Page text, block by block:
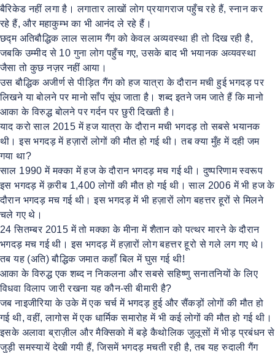
बैरिकेड नहीं लगा है। लगातार लाखों लोग प्रयागराज पहुँच रहे हैं, स्नान कर
रहे हैं, और महाकुम्भ का भी आनंद ले रहे हैं।
छद्म अतिबौद्धिक लाल सलाम गैंग को केवल अव्यवस्था ही तो दिख रही है,
जबकि उम्मीद से 10 गुना लोग पहुँच गए, उसके बाद भी भयानक अव्यवस्था
जैसा तो कुछ नज़र नहीं आया।
उस बौद्धिक अजीर्ण से पीड़ित गैंग को हज यात्रा के दौरान मची हुई भगदड़ पर
लिखने या बोलने पर मानो साँप सूंघ जाता है। शब्द इतने जम जाते हैं कि मानो
आका के विरुद्ध बोलने पर गर्दन पर छुरी दिखती है।
याद करो साल 2015 में हज यात्रा के दौरान मची भगदड़ तो सबसे भयानक
थी। इस भगदड़ में हज़ारों लोगों की मौत हो गई थी। तब क्या मुँह में दही जम
गया था?
साल 1990 में मक्का में हज के दौरान भगदड़ मच गई थी। दुष्परिणाम स्वरूप
इस भगदड़ में क़रीब 1,400 लोगों की मौत हो गई थी। साल 2006 में भी हज के
दौरान भगदड़ मच गई थी। इस भगदड़ में भी हज़ारों लोग बहत्तर हूरों से मिलने
चले गए थे।
24 सितम्बर 2015 में तो मक्का के मीना में शैतान को पत्थर मारने के दौरान
भगदड़ मच गई थी। इस भगदड़ में हज़ारों लोग बहत्तर हूरो से गले लग गए थे।
तब यह (अति) बौद्धिक जमात कहाँ बिल में घुस गई थी!
आका के विरुद्ध एक शब्द न निकलना और सबसे सहिष्णु सनातनियों के लिए
विधवा विलाप जारी रखना यह कौन-सी बीमारी है?
जब नाइजीरिया के उके में एक चर्च में भगदड़ हुई और सैंकड़ों लोगों की मौत हो
गई थी, वहीं, लागोस में एक धार्मिक समारोह में भी कई लोगों की मौत हो गई थी।
इसके अलावा ब्राज़ील और मैक्सिको में बड़े कैथोलिक जुलूसों में भीड़ प्रबंधन से
जुड़ी समस्यायें देखी गयी हैं, जिसमें भगदड़ मचती रही है, तब यह रुदाली गैंग